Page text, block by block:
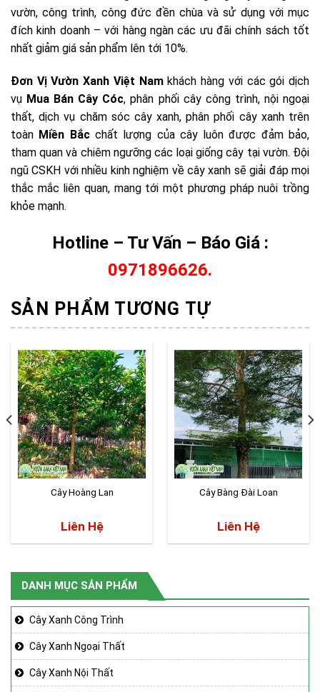
DANH MỤC SẢN PHẨM
Cây Xanh Công Trình
Cây Xanh Ngoại Thất
Cây Xanh Nội Thất
vườn, công trình, công đức đền chùa và sử dụng với mục
đích kinh doanh – với hàng ngàn các ưu đãi chính sách tốt
nhất giảm giá sản phẩm lên tới 10%.
Đơn Vị Vườn Xanh Việt Namkhách hàng với các gói dịch
vụ Mua Bán Cây Cóc, phân phối cây công trình, nội ngoại
thất, dịch vụ chăm sóc cây xanh, phân phối cây xanh trên
toàn Miền Bắcchất lượng của cây luôn được đảm bảo,
tham quan và chiêm ngưỡng các loại giống cây tại vườn. Đội
ngũ CSKH với nhiều kinh nghiệm về cây xanh sẽ giải đáp mọi
thắc mắc liên quan, mang tới một phương pháp nuôi trồng
khỏe mạnh.
Hotline – Tư Vấn – Báo Giá :
0971896626.
SẢN PHẨM TƯƠNG TỰ
Cây Hoàng Lan
Liên Hệ
Cây Bàng Đài Loan
Liên Hệ